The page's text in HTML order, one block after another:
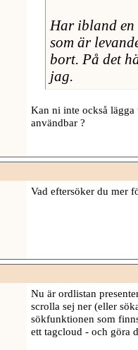
Har ibland en
som är
bort. På det
jag.
Kan ni inte också
användbar ?
Vad eftersöker du mer
Nu är ordlistan
scrolla sej ner (eller
sökfunktionen som
ett tagcloud - och göra